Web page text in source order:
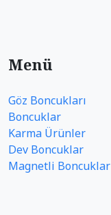
Menü
Göz Boncukları
Boncuklar
Karma Ürünler
Dev Boncuklar
Magnetli Boncuklar